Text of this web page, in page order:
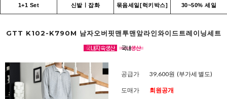
1+1 Set 신발ㅣ잡화 묶음세일[럭키박스] 30~50% 세일
GTT K102-K790M 남자오버핏맨투맨앞라인와이드트레이닝세트
공급가 39,600원 (부가세 별도)
도매가 회원공개